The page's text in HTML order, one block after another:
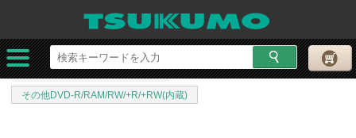
ツクモネットショップ PCパーツ
DVD-R/RAM/RW/+R/+RW(内蔵)
その他DVD-R/RAM/RW/+R/+RW(内蔵)